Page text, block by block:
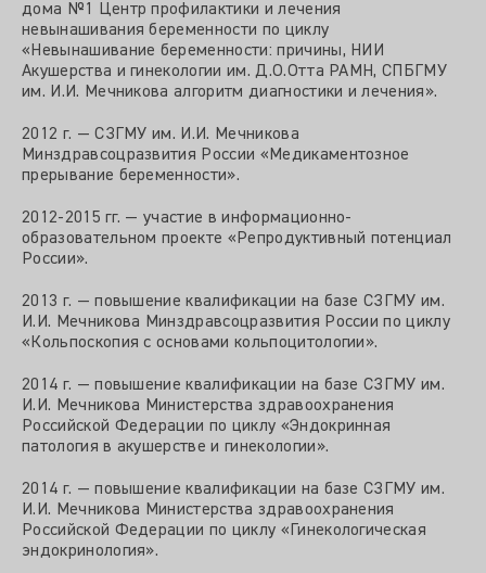
дома №1 Центр профилактики и лечения
невынашивания беременности по циклу
«Невынашивание беременности: причины, НИИ
Акушерства и гинекологии им. Д.О.Отта РАМН, СПБГМУ
им. И.И. Мечникова алгоритм диагностики и лечения».
2012 г. — СЗГМУ им. И.И. Мечникова
Минздравсоцразвития России «Медикаментозное
прерывание беременности».
2012-2015 гг. — участие в информационно-
образовательном проекте «Репродуктивный потенциал
России».
2013 г. — повышение квалификации на базе СЗГМУ им.
И.И. Мечникова Минздравсоцразвития России по циклу
«Кольпоскопия с основами кольпоцитологии».
2014 г. — повышение квалификации на базе СЗГМУ им.
И.И. Мечникова Министерства здравоохранения
Российской Федерации по циклу «Эндокринная
патология в акушерстве и гинекологии».
2014 г. — повышение квалификации на базе СЗГМУ им.
И.И. Мечникова Министерства здравоохранения
Российской Федерации по циклу «Гинекологическая
эндокринология».